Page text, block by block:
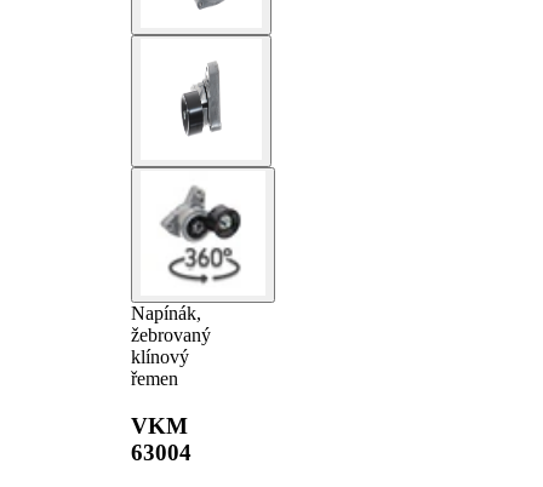
Napínák,
žebrovaný
klínový
řemen
VKM
63004